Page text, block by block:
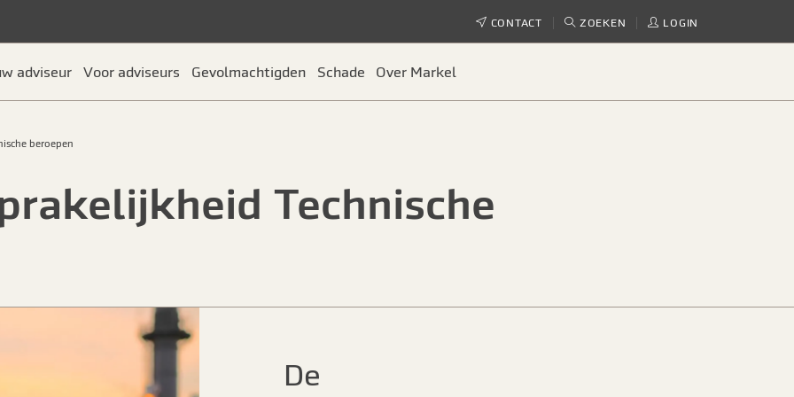
CONTACT ZOEKEN LOGIN
adviseur Voor adviseurs Gevolmachtigden Schade Over Markel
beroepen
Technische
De